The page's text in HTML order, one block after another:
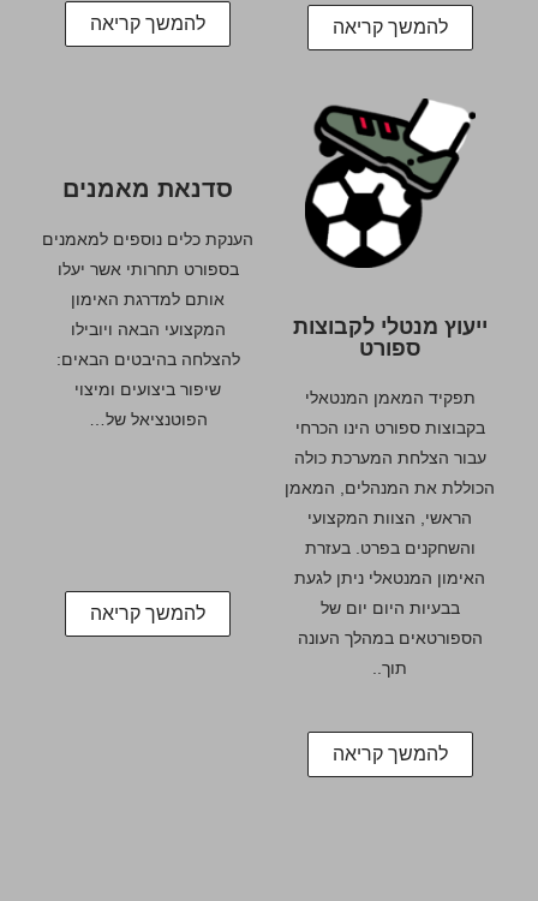
להמשך קריאה להמשך קריאה
ייעוץ מנטלי לקבוצות
ספורט
תפקיד המאמן המנטאלי
בקבוצות ספורט הינו הכרחי
עבור הצלחת המערכת כולה
הכוללת את המנהלים, המאמן
הראשי, הצוות המקצועי
והשחקנים בפרט. בעזרת
האימון המנטאלי ניתן לגעת
בבעיות היום יום של
הספורטאים במהלך העונה
תוך..
להמשך קריאה
סדנאת מאמנים
הענקת כלים נוספים למאמנים
בספורט תחרותי אשר יעלו
אותם למדרגת האימון
המקצועי הבאה ויובילו
להצלחה בהיבטים הבאים:
שיפור ביצועים ומיצוי
הפוטנציאל של…
להמשך קריאה